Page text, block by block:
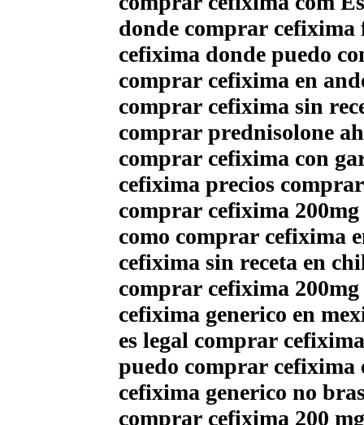
donde comprar
cefixima donde puedo
comprar cefixima en
comprar cefixima sin
comprar prednisolone
comprar cefixima con
cefixima precios
comprar cefixima
como comprar cefixima
cefixima sin receta en
comprar cefixima 200mg
cefixima generico en
es legal comprar
puedo comprar cefixima
cefixima generico no
comprar cefixima 200